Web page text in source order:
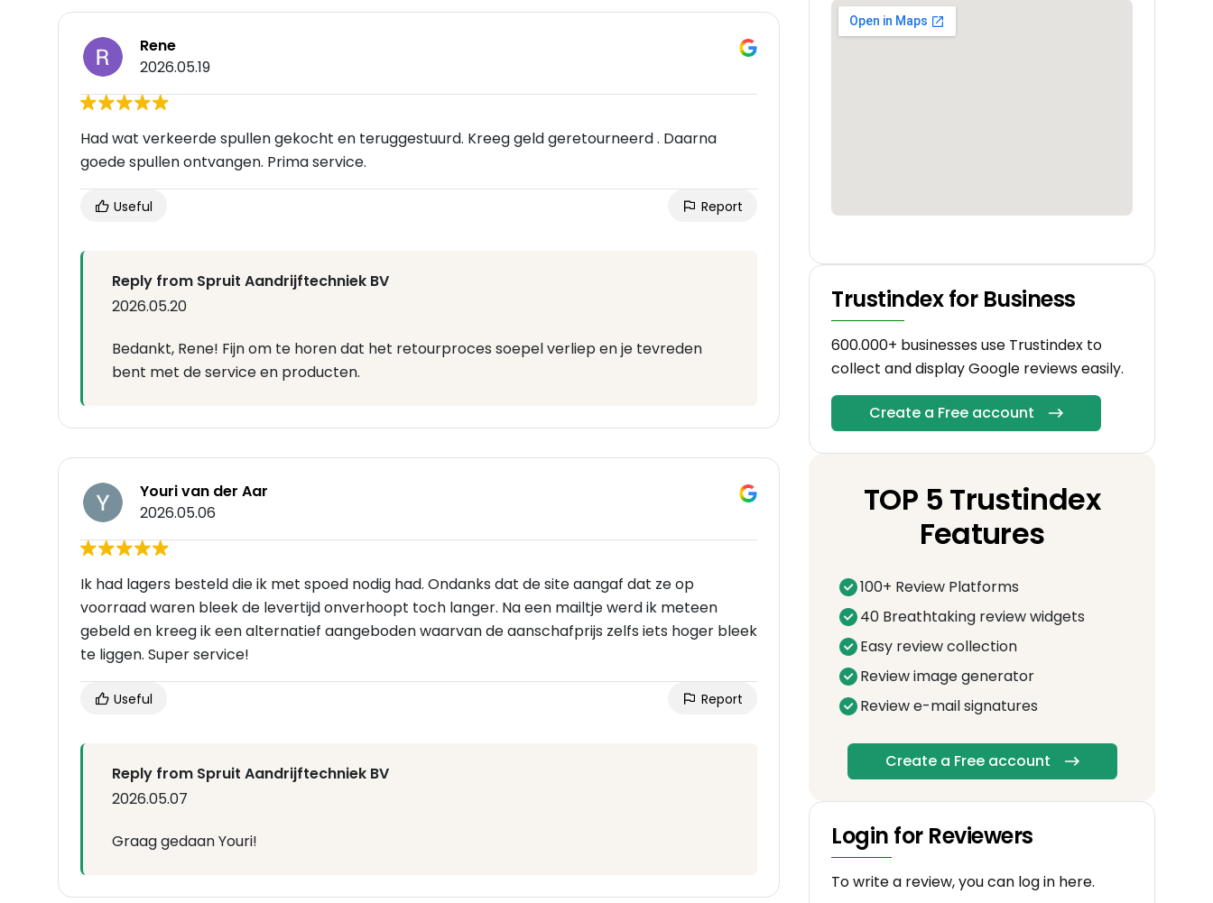
Rene
2026.05.19
Had wat verkeerde spullen gekocht en teruggestuurd. Kreeg geld geretourneerd . Daarna
goede spullen ontvangen. Prima service.
Useful Report
Reply from Spruit Aandrijftechniek BV
2026.05.20
Bedankt, Rene! Fijn om te horen dat het retourproces soepel verliep en je tevreden
bent met de service en producten.
Youri van der Aar
2026.05.06
Ik had lagers besteld die ik met spoed nodig had. Ondanks dat de site aangaf dat ze op
voorraad waren bleek de levertijd onverhoopt toch langer. Na een mailtje werd ik meteen
gebeld en kreeg ik een alternatief aangeboden waarvan de aanschafprijs zelfs iets hoger bleek
te liggen. Super service!
Useful Report
Reply from Spruit Aandrijftechniek BV
2026.05.07
Graag gedaan Youri!
Trustindex for Business
600.000+ businesses use Trustindex to
collect and display Google reviews easily.
Create a Free account
TOP 5 Trustindex
Features
100+ Review Platforms
40 Breathtaking review widgets
Easy review collection
Review image generator
Review e-mail signatures
Create a Free account
Login for Reviewers
To write a review, you can log in here.